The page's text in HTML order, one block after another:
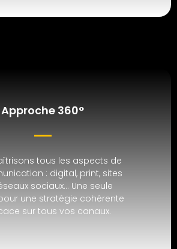
Approche 360°
tous les aspects de
: digital, print, sites
sociaux… Une seule
une stratégie cohérente
sur tous vos canaux.